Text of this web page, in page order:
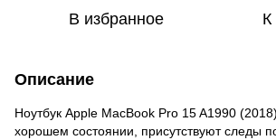
В избранное К
Описание
Ноутбук Apple MacBook Pro 15 A1990
хорошем состоянии, присутствуют следы